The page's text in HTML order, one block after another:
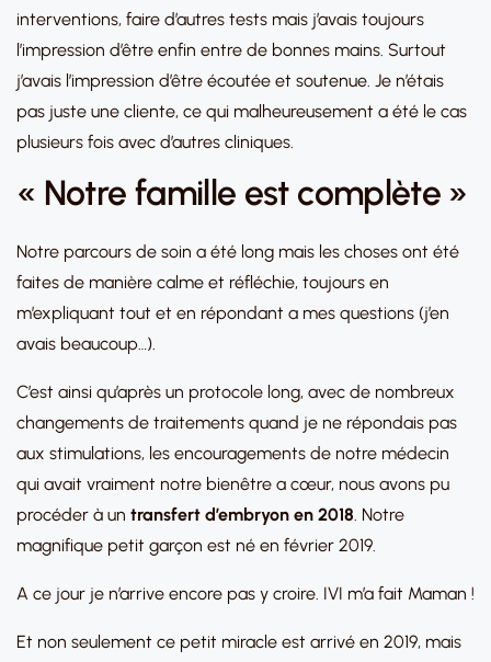
interventions, faire d’autres tests mais j’avais toujours
l’impression d’être enfin entre de bonnes mains. Surtout
j’avais l’impression d’être écoutée et soutenue. Je n’étais
pas juste une cliente, ce qui malheureusement a été le cas
plusieurs fois avec d’autres cliniques.
« Notre famille est complète »
Notre parcours de soin a été long mais les choses ont été
faites de manière calme et réfléchie, toujours en
m’expliquant tout et en répondant a mes questions (j’en
avais beaucoup…).
C’est ainsi qu’après un protocole long, avec de nombreux
changements de traitements quand je ne répondais pas
aux stimulations, les encouragements de notre médecin
qui avait vraiment notre bienêtre a cœur, nous avons pu
procéder à un transfert d’embryon en 2018. Notre
magnifique petit garçon est né en février 2019.
A ce jour je n’arrive encore pas y croire. IVI m’a fait Maman !
Et non seulement ce petit miracle est arrivé en 2019, mais